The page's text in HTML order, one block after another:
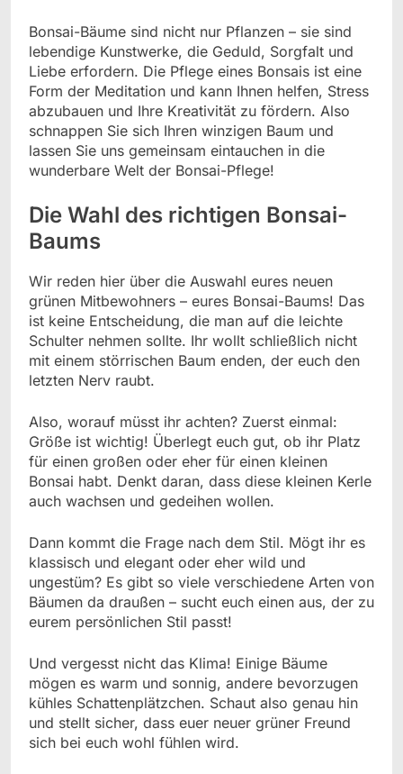
Bonsai-Bäume sind nicht nur Pflanzen – sie sind
lebendige Kunstwerke, die Geduld, Sorgfalt und
Liebe erfordern. Die Pflege eines Bonsais ist eine
Form der Meditation und kann Ihnen helfen, Stress
abzubauen und Ihre Kreativität zu fördern. Also
schnappen Sie sich Ihren winzigen Baum und
lassen Sie uns gemeinsam eintauchen in die
wunderbare Welt der Bonsai-Pflege!
Die Wahl des richtigen Bonsai-
Baums
Wir reden hier über die Auswahl eures neuen
grünen Mitbewohners – eures Bonsai-Baums! Das
ist keine Entscheidung, die man auf die leichte
Schulter nehmen sollte. Ihr wollt schließlich nicht
mit einem störrischen Baum enden, der euch den
letzten Nerv raubt.
Also, worauf müsst ihr achten? Zuerst einmal:
Größe ist wichtig! Überlegt euch gut, ob ihr Platz
für einen großen oder eher für einen kleinen
Bonsai habt. Denkt daran, dass diese kleinen Kerle
auch wachsen und gedeihen wollen.
Dann kommt die Frage nach dem Stil. Mögt ihr es
klassisch und elegant oder eher wild und
ungestüm? Es gibt so viele verschiedene Arten von
Bäumen da draußen – sucht euch einen aus, der zu
eurem persönlichen Stil passt!
Und vergesst nicht das Klima! Einige Bäume
mögen es warm und sonnig, andere bevorzugen
kühles Schattenplätzchen. Schaut also genau hin
und stellt sicher, dass euer neuer grüner Freund
sich bei euch wohl fühlen wird.